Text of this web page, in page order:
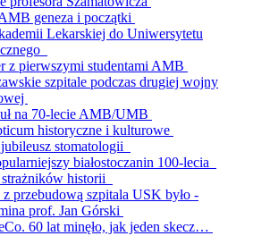
geneza i początki
Lekarskiej do Uniwersytetu
z pierwszymi studentami AMB
szpitale podczas drugiej wojny
na 70-lecie AMB/UMB
historyczne i kulturowe
stomatologii
białostoczanin 100-lecia
historii
z przebudową szpitala USK było -
prof. Jan Górski
60 lat minęło, jak jeden skecz…